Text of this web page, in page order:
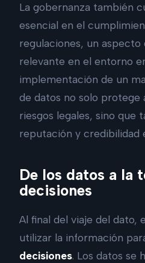
La gobernanza también
esencial en el
regulaciones, un aspecto
relevante en el entorno
implementación de un
de datos no solo protege
riesgos legales, sino que
reputación y credibilidad
De los datos a la
decisiones
Al final del viaje del dato,
utilizar la información
decisiones. Los datos se